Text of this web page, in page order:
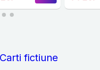
Carti fictiune